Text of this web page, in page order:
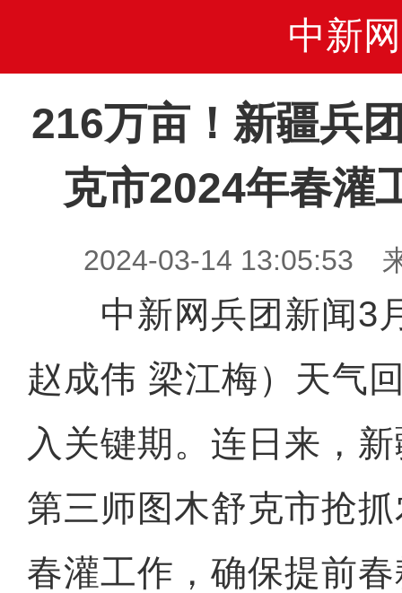
中新网
216万亩！新疆兵
克市2024年春灌
2024-03-14 13:05:53
中新网兵团新闻3
赵成伟 梁江梅）天气
入关键期。连日来，
第三师图木舒克市抢
春灌工作，确保提前